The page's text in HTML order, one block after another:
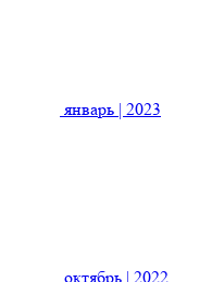
январь | 2023
октябрь | 2022